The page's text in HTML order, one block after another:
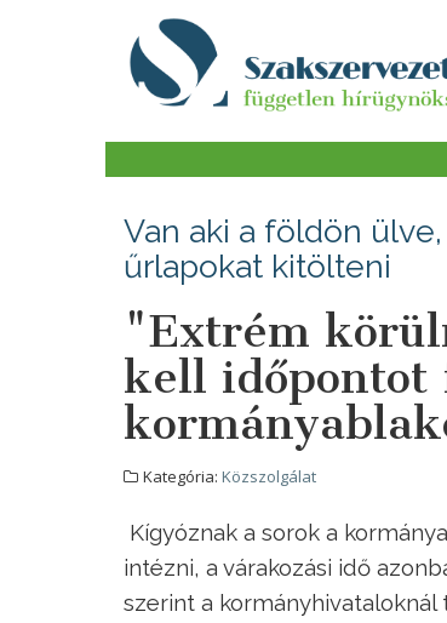
Van aki a földön
űrlapokat kitölteni
"Extrém
kell időpontot
Kategória: Közszolgálat
Kígyóznak a sorok a
intézni, a várakozási idő
szerint a